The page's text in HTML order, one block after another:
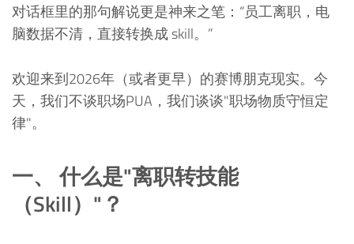
对话框里的那句解说更是神来之笔：“员工离职，电
脑数据不清，直接转换成 skill。”
欢迎来到2026年（或者更早）的赛博朋克现实。今
天，我们不谈职场PUA，我们谈谈"职场物质守恒定
律"。
一、 什么是"离职转技能
（Skill）"？